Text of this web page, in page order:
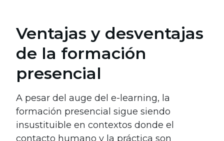
Ventajas y desventajas
de la formación
presencial
A pesar del auge del e-learning, la
formación presencial sigue siendo
insustituible en contextos donde el
contacto humano y la práctica son